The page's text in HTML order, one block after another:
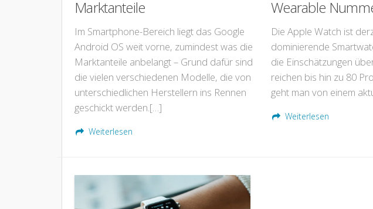
Marktanteile
Im Smartphone-Bereich liegt das Google
Android OS weit vorne, zumindest was die
Marktanteile anbelangt – Grund dafür sind
die vielen verschiedenen Modelle, die von
unterschiedlichen Herstellern ins Rennen
geschickt werden.[…]
Weiterlesen
Wearable
Die Apple Watch ist
dominierende
die Einschätzungen
reichen bis hin zu 80
geht man von einem
Weiterlesen